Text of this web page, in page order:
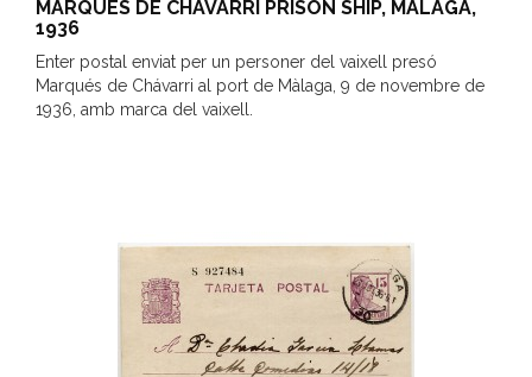
MARQUÉS DE CHAVARRI PRISON SHIP, MÁLAGA,
1936
Enter postal enviat per un personer del vaixell presó
Marqués de Chávarri al port de Màlaga, 9 de novembre de
1936, amb marca del vaixell.